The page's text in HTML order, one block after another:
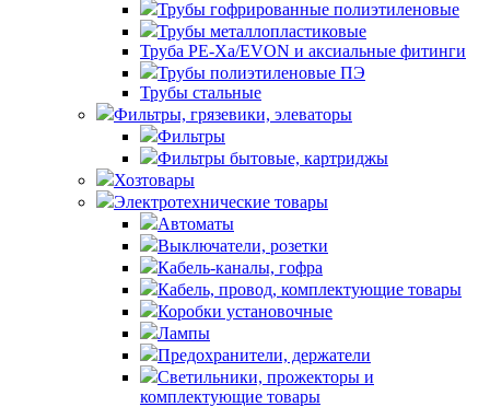
Трубы гофрированные полиэтиленовые
Трубы металлопластиковые
Труба PE-Xa/EVON и аксиальные фитинги
Трубы полиэтиленовые ПЭ
Трубы стальные
Фильтры, грязевики, элеваторы
Фильтры
Фильтры бытовые, картриджы
Хозтовары
Электротехнические товары
Автоматы
Выключатели, розетки
Кабель-каналы, гофра
Кабель, провод, комплектующие товары
Коробки установочные
Лампы
Предохранители, держатели
Светильники, прожекторы и
комплектующие товары